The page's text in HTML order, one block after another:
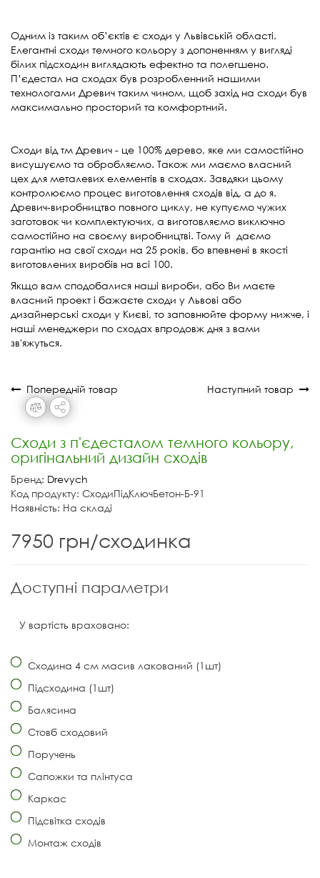
Одним із таким об’єктів є сходи у Львівській області.
Елегантні сходи темного кольору з допоненням у вигляді
білих підсходин виглядають ефектно та полегшено.
П’єдестал на сходах був розробленний нашими
технологами Древич таким чином, щоб захід на сходи був
максимально просторий та комфортний.
Сходи від тм Древич - це 100% дерево, яке ми самостійно
висушуємо та обробляємо. Також ми маємо власний
цех для металевих елементів в сходах. Завдяки цьому
контролюємо процес виготовлення сходів від, а до я.
Древич-виробництво повного циклу, не купуємо чужих
заготовок чи комплектуючих, а виготовляємо виключно
самостійно на своєму виробництві. Тому й даємо
гарантію на свої сходи на 25 років, бо впевнені в якості
виготовлених виробів на всі 100.
Якщо вам сподобалися наші вироби, або Ви маєте
власний проект і бажаєте сходи у Львові або
дизайнерські сходи у Києві, то заповнюйте форму нижче, і
наші менеджери по сходах впродовж дня з вами
зв'яжуться.
Попередній товар Наступний товар
Сходи з п'єдесталом темного кольору,
оригінальний дизайн сходів
Бренд: Drevych
Код продукту: СходиПідКлючБетон-Б-91
Наявність: На складі
7950 грн/сходинка
Доступні параметри
У вартість враховано:
Сходина 4 см масив лакований (1шт)
Підсходина (1шт)
Балясина
Стовб сходовий
Поручень
Сапожки та плінтуса
Каркас
Підсвітка сходів
Монтаж сходів